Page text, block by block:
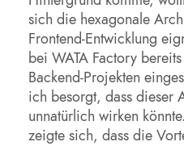
sich die hexagonale
Frontend-Entwicklung
bei WATA Factory
Backend-Projekten
ich besorgt, dass dieser
unnatürlich wirken
zeigte sich, dass die